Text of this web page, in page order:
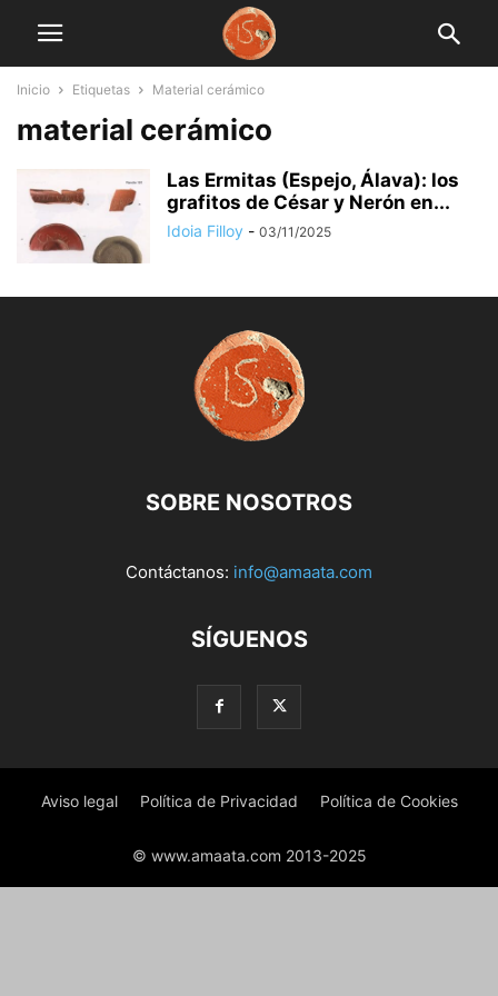
Inicio Etiquetas Material cerámico
material cerámico
Las Ermitas (Espejo, Álava): los
grafitos de César y Nerón en...
Idoia Filloy - 03/11/2025
SOBRE NOSOTROS
Contáctanos: info@amaata.com
SÍGUENOS
Aviso legal Política de Privacidad Política de Cookies
© www.amaata.com 2013-2025